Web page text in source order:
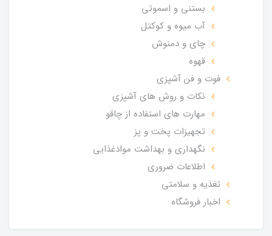
بستنی و اسموتی
آب میوه و کوکتل
چای و دمنوش
قهوه
فوت و فن آشپزی
نکات و روش های آشپزی
مهارت های استفاده از چاقو
تجهیزات پخت و پز
نگهداری و بهداشت موادغذایی
اطلاعات ضروری
تغذیه و سلامتی
اخبار فروشگاه